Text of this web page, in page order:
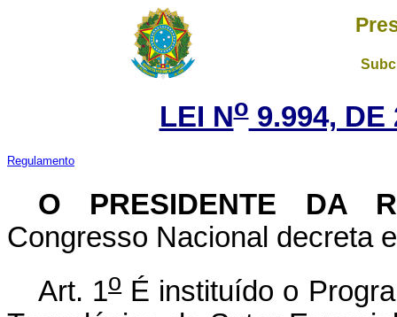
LEI No9.994, DE
Regulamento
O PRESIDENTE DA
Congresso Nacional decreta
Art. 1oÉ instituído o